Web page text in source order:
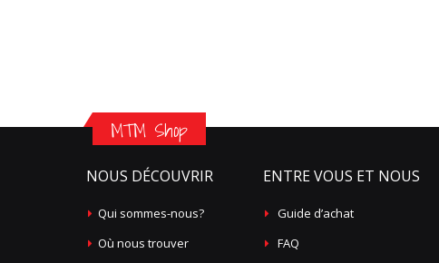
MTM Shop
NOUS DÉCOUVRIR
Qui sommes-nous?
Où nous trouver
ENTRE VOUS ET NOUS
Guide d’achat
FAQ